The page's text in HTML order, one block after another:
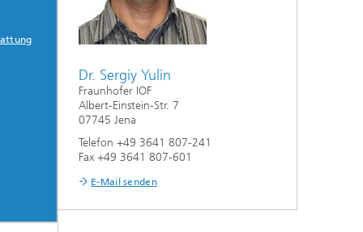
Dr. Sergiy Yulin
Fraunhofer IOF
Albert-Einstein-Str. 7
07745 Jena
Telefon +49 3641 807-241
Fax +49 3641 807-601
E-Mail senden